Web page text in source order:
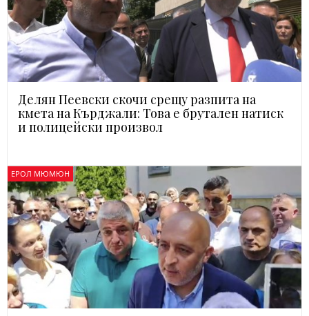
Делян Пеевски скочи срещу разпита на
кмета на Кърджали: Това е брутален натиск
и полицейски произвол
ЕРОЛ МЮМЮН